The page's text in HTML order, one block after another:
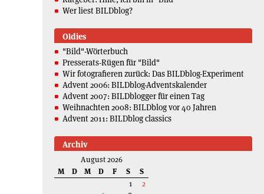
Wer liest BILDblog?
Oldies
"Bild"-Wörterbuch
Presserats-Rügen für "Bild"
Wir fotografieren zurück: Das BILDblog-Experiment
Advent 2006: BILDblog-Adventskalender
Advent 2007: BILDblogger für einen Tag
Weihnachten 2008: BILDblog vor 40 Jahren
Advent 2011: BILDblog classics
Archiv
August 2026
M
D M D F S
S
1
2